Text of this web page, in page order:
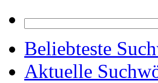
Beliebteste
Aktuelle